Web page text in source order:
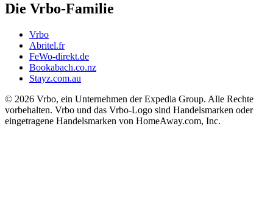
Die Vrbo-Familie
Vrbo
Abritel.fr
FeWo-direkt.de
Bookabach.co.nz
Stayz.com.au
© 2026 Vrbo, ein Unternehmen der Expedia Group. Alle Rechte
vorbehalten. Vrbo und das Vrbo-Logo sind Handelsmarken oder
eingetragene Handelsmarken von HomeAway.com, Inc.